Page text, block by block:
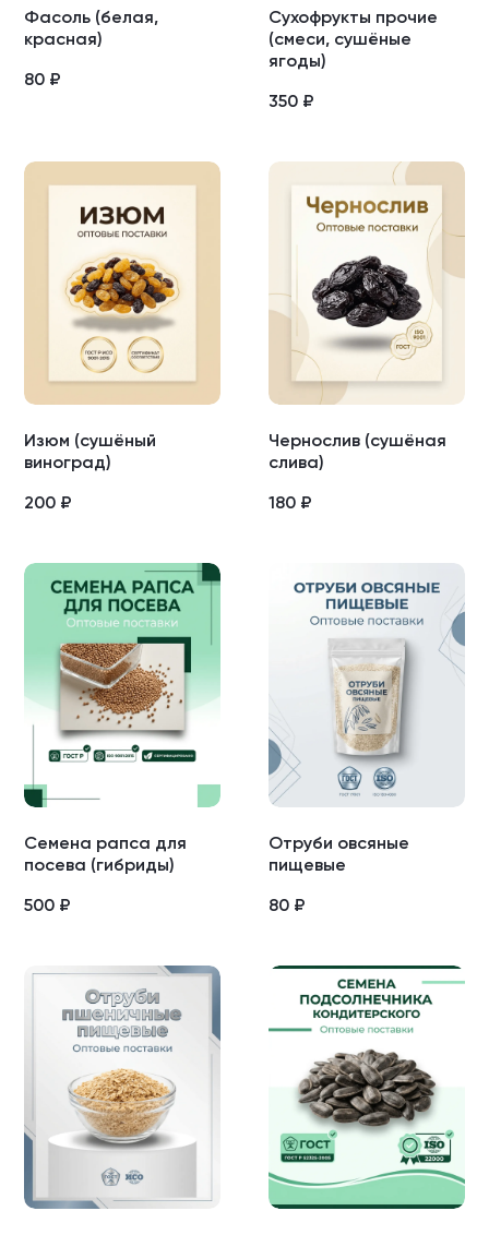
Фасоль (белая,
красная)
80 ₽
Сухофрукты прочие
(смеси, сушёные
ягоды)
350 ₽
Изюм (сушёный
виноград)
200 ₽
Чернослив (сушёная
слива)
180 ₽
Семена рапса для
посева (гибриды)
500 ₽
Отруби овсяные
пищевые
80 ₽